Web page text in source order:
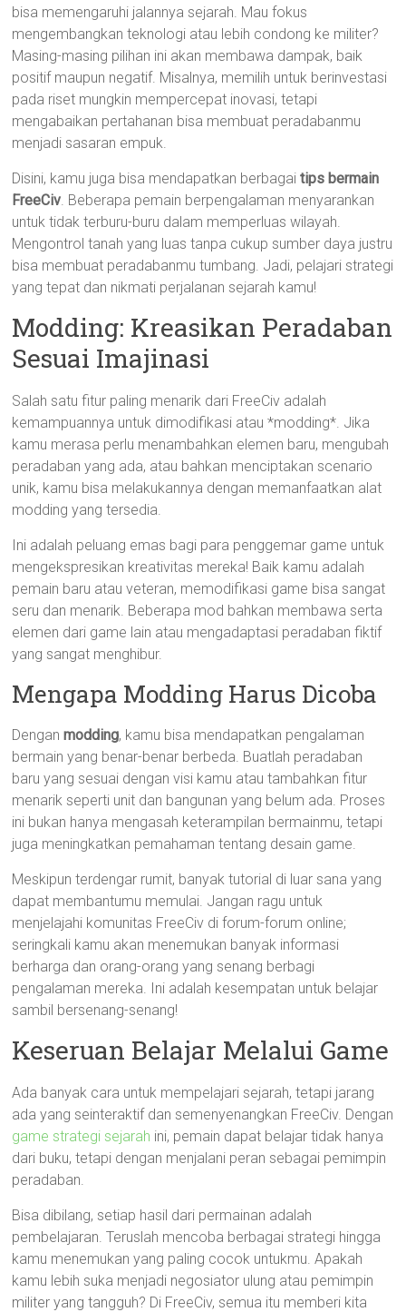
bisa memengaruhi jalannya sejarah. Mau fokus
mengembangkan teknologi atau lebih condong ke militer?
Masing-masing pilihan ini akan membawa dampak, baik
positif maupun negatif. Misalnya, memilih untuk berinvestasi
pada riset mungkin mempercepat inovasi, tetapi
mengabaikan pertahanan bisa membuat peradabanmu
menjadi sasaran empuk.
Disini, kamu juga bisa mendapatkan berbagaitips bermain
FreeCiv. Beberapa pemain berpengalaman menyarankan
untuk tidak terburu-buru dalam memperluas wilayah.
Mengontrol tanah yang luas tanpa cukup sumber daya justru
bisa membuat peradabanmu tumbang. Jadi, pelajari strategi
yang tepat dan nikmati perjalanan sejarah kamu!
Modding: Kreasikan Peradaban
Sesuai Imajinasi
Salah satu fitur paling menarik dari FreeCiv adalah
kemampuannya untuk dimodifikasi atau *modding*. Jika
kamu merasa perlu menambahkan elemen baru, mengubah
peradaban yang ada, atau bahkan menciptakan scenario
unik, kamu bisa melakukannya dengan memanfaatkan alat
modding yang tersedia.
Ini adalah peluang emas bagi para penggemar game untuk
mengekspresikan kreativitas mereka! Baik kamu adalah
pemain baru atau veteran, memodifikasi game bisa sangat
seru dan menarik. Beberapa mod bahkan membawa serta
elemen dari game lain atau mengadaptasi peradaban fiktif
yang sangat menghibur.
Mengapa Modding Harus Dicoba
Denganmodding, kamu bisa mendapatkan pengalaman
bermain yang benar-benar berbeda. Buatlah peradaban
baru yang sesuai dengan visi kamu atau tambahkan fitur
menarik seperti unit dan bangunan yang belum ada. Proses
ini bukan hanya mengasah keterampilan bermainmu, tetapi
juga meningkatkan pemahaman tentang desain game.
Meskipun terdengar rumit, banyak tutorial di luar sana yang
dapat membantumu memulai. Jangan ragu untuk
menjelajahi komunitas FreeCiv di forum-forum online;
seringkali kamu akan menemukan banyak informasi
berharga dan orang-orang yang senang berbagi
pengalaman mereka. Ini adalah kesempatan untuk belajar
sambil bersenang-senang!
Keseruan Belajar Melalui Game
Ada banyak cara untuk mempelajari sejarah, tetapi jarang
ada yang seinteraktif dan semenyenangkan FreeCiv. Dengan
game strategi sejarah ini, pemain dapat belajar tidak hanya
dari buku, tetapi dengan menjalani peran sebagai pemimpin
peradaban.
Bisa dibilang, setiap hasil dari permainan adalah
pembelajaran. Teruslah mencoba berbagai strategi hingga
kamu menemukan yang paling cocok untukmu. Apakah
kamu lebih suka menjadi negosiator ulung atau pemimpin
militer yang tangguh? Di FreeCiv, semua itu memberi kita